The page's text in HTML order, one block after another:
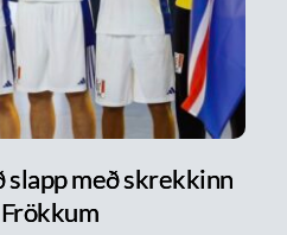
slapp með skrekkinn